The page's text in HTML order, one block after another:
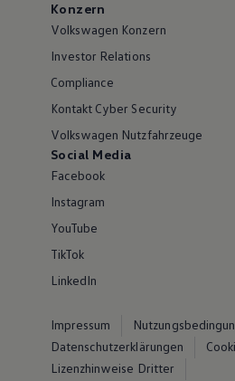
Konzern
Volkswagen Konzern
Investor Relations
Compliance
Kontakt Cyber Security
Volkswagen Nutzfahrzeuge
Social Media
Facebook
Instagram
YouTube
TikTok
LinkedIn
Impressum
Datenschutzerklärungen
Lizenzhinweise Dritter